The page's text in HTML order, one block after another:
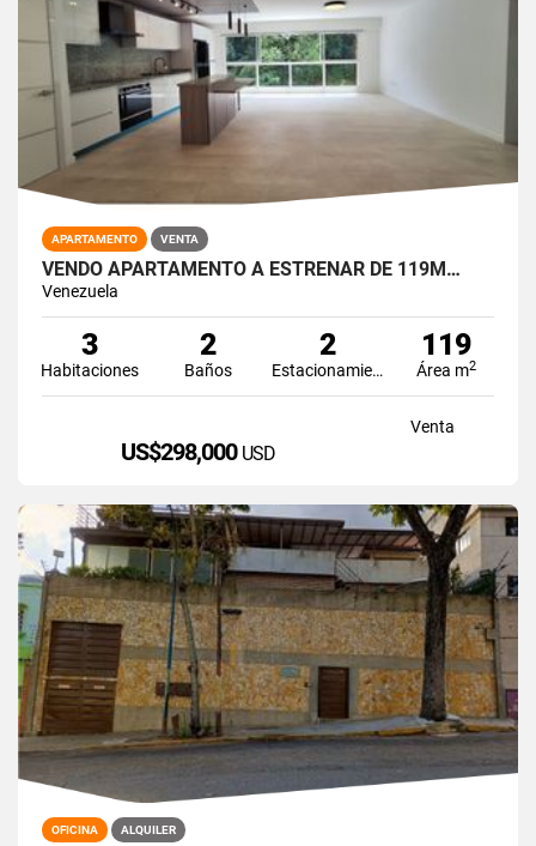
APARTAMENTO VENTA
VENDO APARTAMENTO A ESTRENAR DE 119M…
Venezuela
3
Habitaciones
2
Baños
2
Estacionamiento
119
Área m2
Venta
US$298,000 USD
OFICINA ALQUILER